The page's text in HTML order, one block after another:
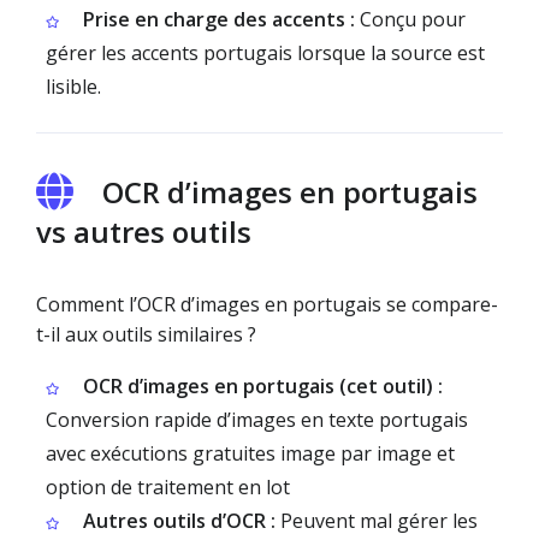
Prise en charge des accents : Conçu pour
gérer les accents portugais lorsque la source est
lisible.
OCR d’images en portugais
vs autres outils
Comment l’OCR d’images en portugais se compare-
t-il aux outils similaires ?
OCR d’images en portugais (cet outil) :
Conversion rapide d’images en texte portugais
avec exécutions gratuites image par image et
option de traitement en lot
Autres outils d’OCR : Peuvent mal gérer les